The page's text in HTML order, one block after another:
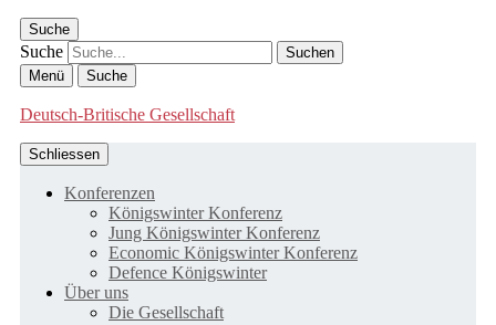
Suche
Suche
Menü Suche
Deutsch-Britische Gesellschaft
Schliessen
Konferenzen
Königswinter Konferenz
Jung Königswinter Konferenz
Economic Königswinter Konferenz
Defence Königswinter
Über uns
Die Gesellschaft